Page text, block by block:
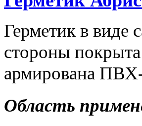
Герметик в виде
стороны
армирована
Область